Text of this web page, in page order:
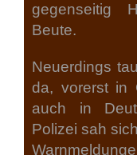
gegenseitig
Beute.
Neuerdings
da, vorerst in
auch in
Polizei sah